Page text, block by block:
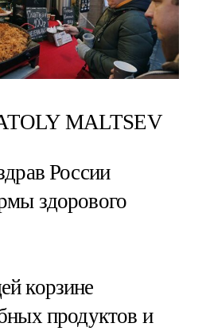
MALTSEV
России
здорового
корзине
продуктов и